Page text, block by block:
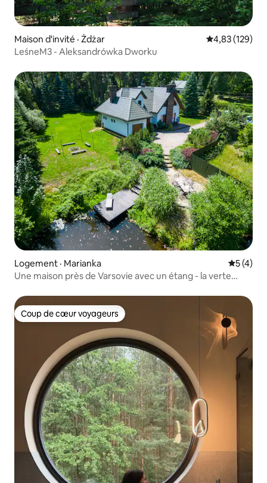
Maison d'invité · Żdżar Note
4,83 (129)
LeśneM3 - Aleksandrówka Dworku
Logement · Marianka Note
5 (4)
Une maison près de Varsovie avec un étang - la verte
Coup de cœur voyageurs
Coup de cœur voyageurs